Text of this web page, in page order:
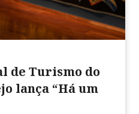
de Turismo do
lança “Há um